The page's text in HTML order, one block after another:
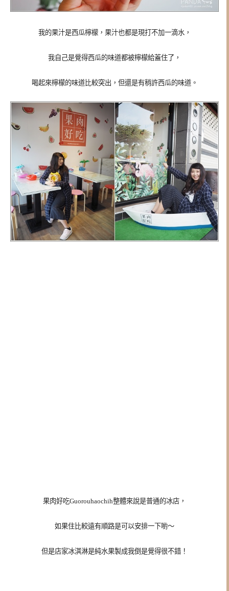
我的果汁是西瓜檸檬，果汁也都是現打不加一滴水，
我自己是覺得西瓜的味道都被檸檬給蓋住了，
喝起來檸檬的味道比較突出，但還是有稍許西瓜的味道。
果肉好吃Guorouhaochih整體來說是普通的冰店，
如果住比較遠有 順路是可以安排一下喲～
但是店家冰淇淋是純水果製成我倒是覺得很不錯！